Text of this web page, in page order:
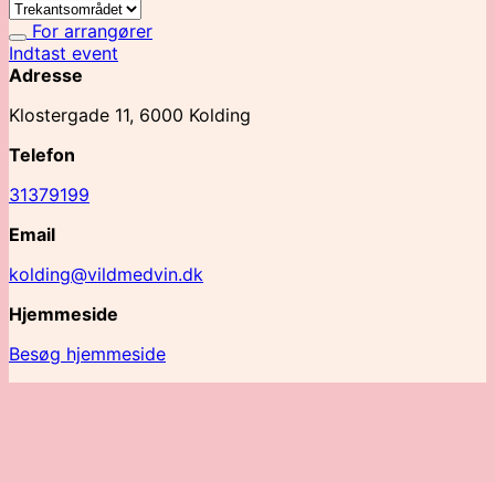
For arrangører
Indtast event
Adresse
Klostergade 11, 6000 Kolding
Telefon
31379199
Email
kolding@vildmedvin.dk
Hjemmeside
Besøg hjemmeside